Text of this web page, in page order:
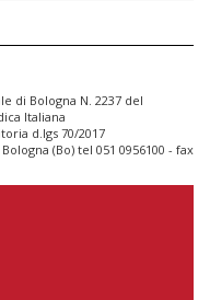
di Bologna N. 2237 del
Italiana
d.lgs 70/2017
(Bo) tel 051 0956100 - fax